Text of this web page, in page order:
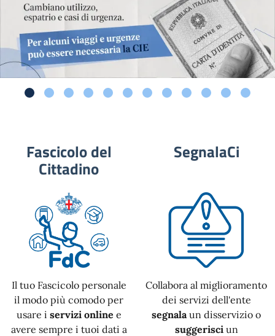
Fascicolo del
Cittadino
Il tuo Fascicolo personale
il modo più comodo per
usare i servizi online e
avere sempre i tuoi dati a
SegnalaCi
Collabora al miglioramento
dei servizi dell'ente
segnala un disservizio o
suggerisciun